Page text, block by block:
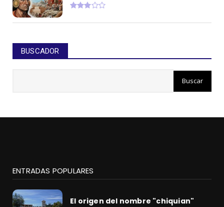
BUSCADOR
ENTRADAS POPULARES
El origen del nombre "chiquian"